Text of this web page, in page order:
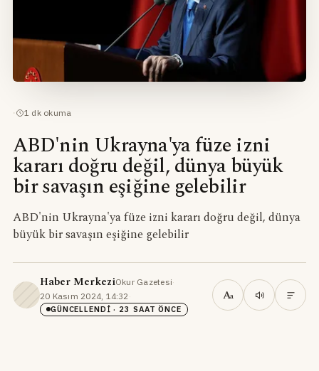
· 1 dk okuma
ABD'nin Ukrayna'ya füze izni
kararı doğru değil, dünya büyük
bir savaşın eşiğine gelebilir
ABD'nin Ukrayna'ya füze izni kararı doğru değil, dünya
büyük bir savaşın eşiğine gelebilir
Haber MerkeziOkur Gazetesi·
20 Kasım 2024, 14:32 ·
GÜNCELLENDI · 23 SAAT ÖNCE
Aa